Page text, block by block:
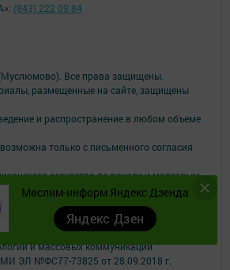
Мөслим-информ Яндекс Дзенда
Яндекс Дзен
Все права защищены.
размещенные на сайте, защищены
и распространение в любом объеме
только с письменного согласия
агентства по печати и массовым
информ
службой по надзору в сфере
и массовых коммуникаций
ЭЛ №ФС77-73825 от 28.09.2018 г.
(843) 222 09 84